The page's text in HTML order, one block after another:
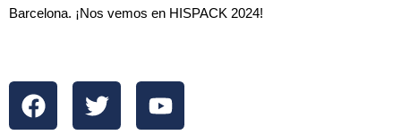
Barcelona. ¡Nos vemos en HISPACK 2024!